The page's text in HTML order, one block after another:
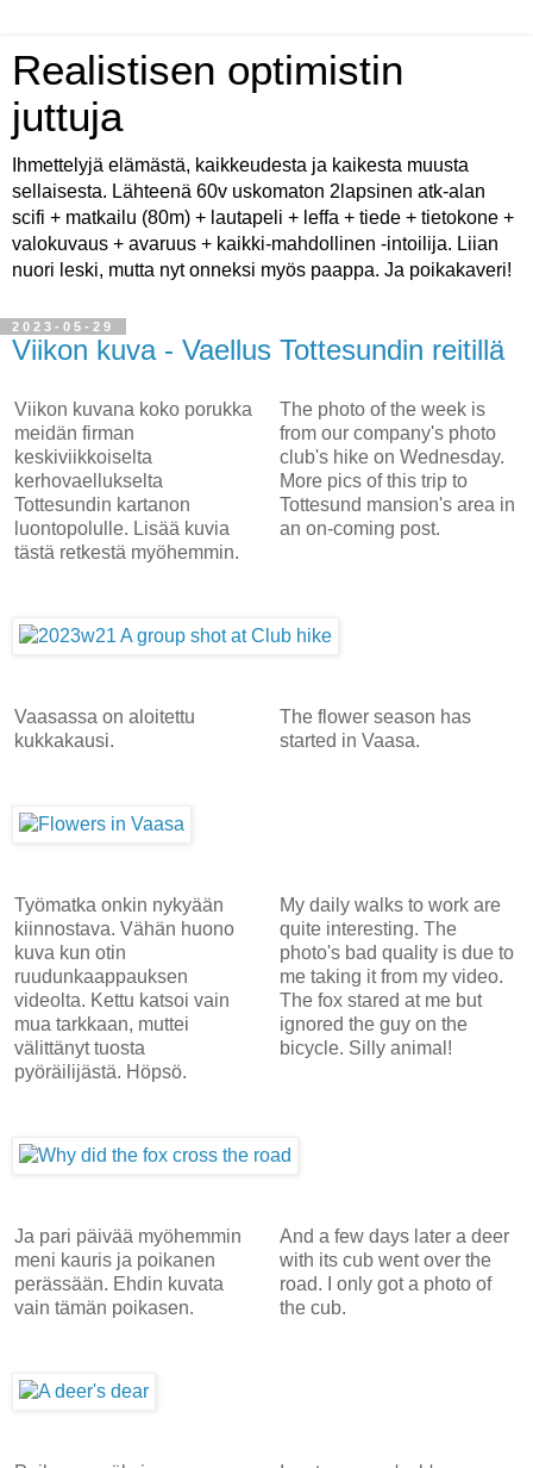
Realistisen optimistin
juttuja
Ihmettelyjä elämästä, kaikkeudesta ja kaikesta muusta
sellaisesta. Lähteenä 60v uskomaton 2lapsinen atk-alan
scifi + matkailu (80m) + lautapeli + leffa + tiede + tietokone +
valokuvaus + avaruus + kaikki-mahdollinen -intoilija. Liian
nuori leski, mutta nyt onneksi myös paappa. Ja poikakaveri!
2023-05-29
Viikon kuva - Vaellus Tottesundin reitillä
Viikon kuvana koko porukka
meidän firman
keskiviikkoiselta
kerhovaellukselta
Tottesundin kartanon
luontopolulle. Lisää kuvia
tästä retkestä myöhemmin.
The photo of the week is
from our company's photo
club's hike on Wednesday.
More pics of this trip to
Tottesund mansion's area in
an on-coming post.
Vaasassa on aloitettu
kukkakausi.
The flower season has
started in Vaasa.
Työmatka onkin nykyään
kiinnostava. Vähän huono
kuva kun otin
ruudunkaappauksen
videolta. Kettu katsoi vain
mua tarkkaan, muttei
välittänyt tuosta
pyöräilijästä. Höpsö.
My daily walks to work are
quite interesting. The
photo's bad quality is due to
me taking it from my video.
The fox stared at me but
ignored the guy on the
bicycle. Silly animal!
Ja pari päivää myöhemmin
meni kauris ja poikanen
perässään. Ehdin kuvata
vain tämän poikasen.
And a few days later a deer
with its cub went over the
road. I only got a photo of
the cub.